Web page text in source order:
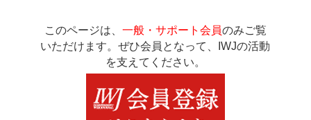
このページは、 一般・サポート会員のみご覧
いただけます。ぜひ会員となって、IWJの活動
を支えてください。